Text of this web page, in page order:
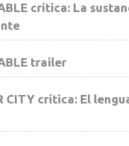
crítica: La
trailer
CITY crítica: El